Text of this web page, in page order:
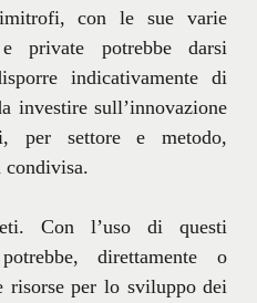
con le sue varie
private potrebbe darsi
indicativamente di
investire sull’innovazione
per settore e metodo,
condivisa.
Con l’uso di questi
direttamente o
risorse per lo sviluppo dei